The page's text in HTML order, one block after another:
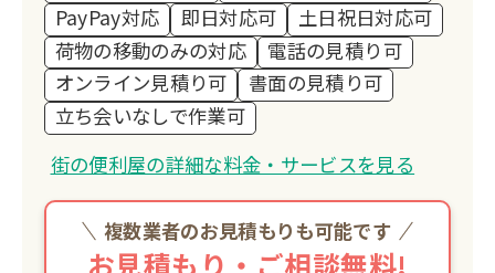
PayPay対応
即日対応可
土日祝日対応可
荷物の移動のみの対応
電話の見積り可
オンライン見積り可
書面の見積り可
立ち会いなしで作業可
街の便利屋の詳細な料金・サービスを見る
複数業者のお見積もりも可能です
お見積もり・ご相談無料!